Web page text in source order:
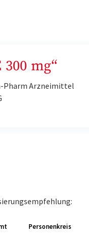
mg“
Pharm Arzneimittel
Personenkreis